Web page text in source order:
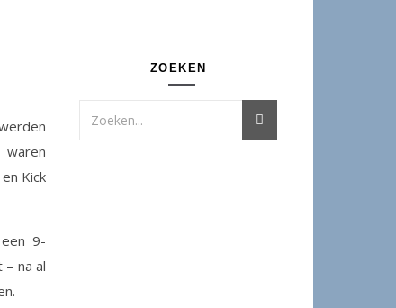
Kick
9-
na al
ZOEKEN